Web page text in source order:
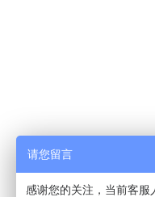
请您留言
感谢您的关注，当前客服